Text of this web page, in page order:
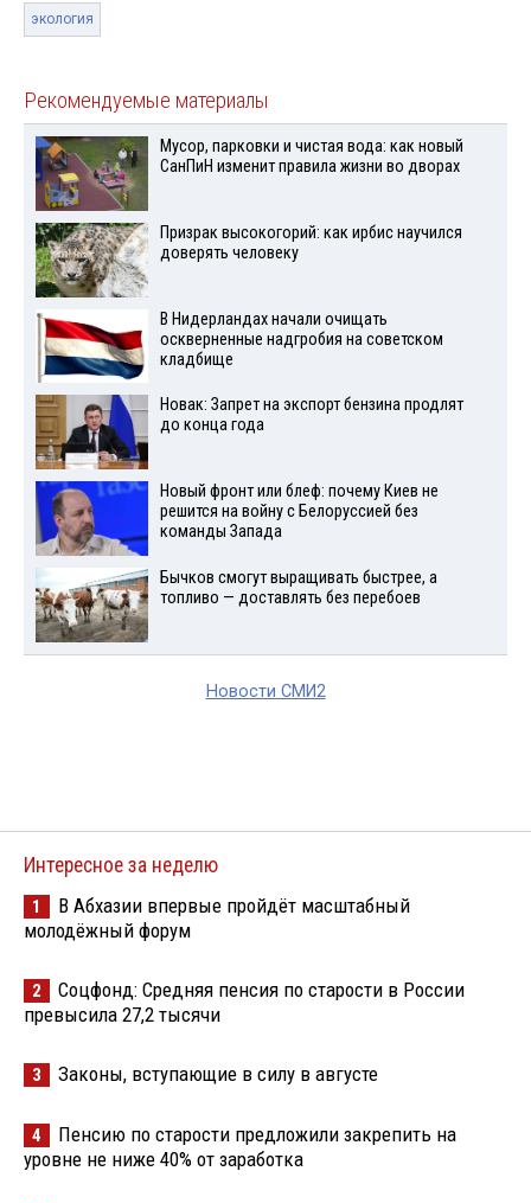
экология
Рекомендуемые материалы
Мусор, парковки и чистая вода: как новый
СанПиН изменит правила жизни во дворах
Призрак высокогорий: как ирбис научился
доверять человеку
В Нидерландах начали очищать
оскверненные надгробия на советском
кладбище
Новак: Запрет на экспорт бензина продлят
до конца года
Новый фронт или блеф: почему Киев не
решится на войну с Белоруссией без
команды Запада
Бычков смогут выращивать быстрее, а
топливо — доставлять без перебоев
Новости СМИ2
Интересное за неделю
1
В Абхазии впервые пройдёт масштабный
молодёжный форум
2
Соцфонд: Средняя пенсия по старости в России
превысила 27,2 тысячи
3 Законы, вступающие в силу в августе
4
Пенсию по старости предложили закрепить на
уровне не ниже 40% от заработка